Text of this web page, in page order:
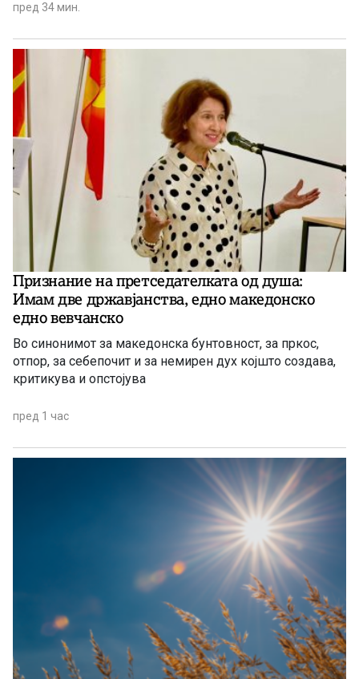
пред 34 мин.
Признание на претседателката од душа:
Имам две државјанства, едно македонско
едно вевчанско
Во синонимот за македонска бунтовност, за пркос,
отпор, за себепочит и за немирен дух којшто создава,
критикува и опстојува
пред 1 час